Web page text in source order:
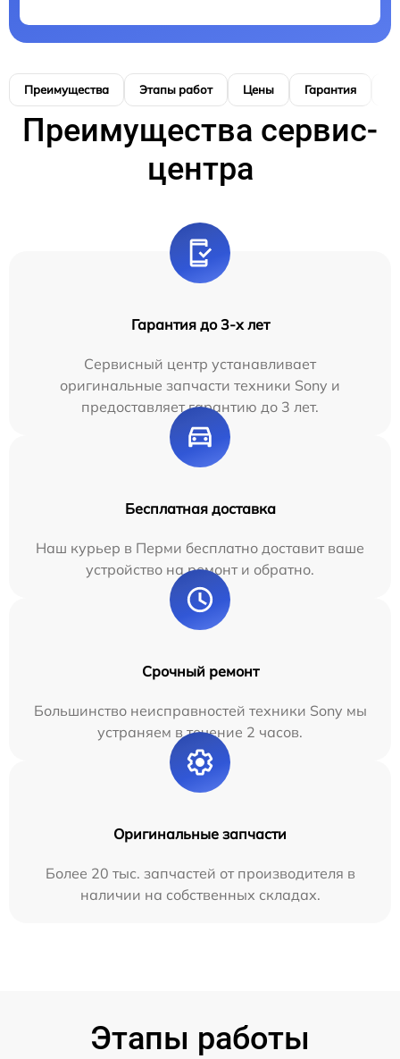
Преимущества Этапы работ Цены Гарантия
Преимущества сервис-
центра
Гарантия до 3-х лет
Сервисный центр устанавливает
оригинальные запчасти техники Sony и
предоставляет гарантию до 3 лет.
Бесплатная доставка
Наш курьер в Перми бесплатно доставит ваше
устройство на ремонт и обратно.
Срочный ремонт
Большинство неисправностей техники Sony мы
устраняем в течение 2 часов.
Оригинальные запчасти
Более 20 тыс. запчастей от производителя в
наличии на собственных складах.
Этапы работы